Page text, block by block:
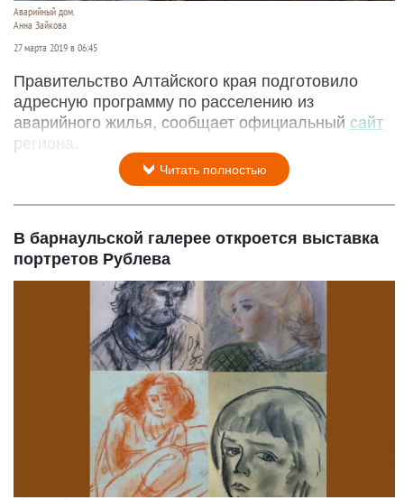
Аварийный дом.
Анна Зайкова
27 марта 2019 в 06:45
Правительство Алтайского края подготовило
адресную программу по расселению из
аварийного жилья, сообщает официальный сайт
региона.
Читать полностью
В барнаульской галерее откроется выставка
портретов Рублева